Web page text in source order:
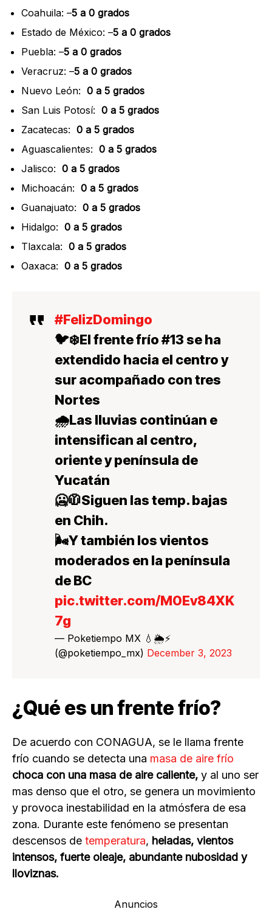
Coahuila: –5 a 0 grados
Estado de México: –5 a 0 grados
Puebla: –5 a 0 grados
Veracruz: –5 a 0 grados
Nuevo León: 0 a 5 grados
San Luis Potosí: 0 a 5 grados
Zacatecas: 0 a 5 grados
Aguascalientes: 0 a 5 grados
Jalisco: 0 a 5 grados
Michoacán: 0 a 5 grados
Guanajuato: 0 a 5 grados
Hidalgo: 0 a 5 grados
Tlaxcala: 0 a 5 grados
Oaxaca: 0 a 5 grados
#FelizDomingo
🐦❄️El frente frío #13 se ha
extendido hacia el centro y
sur acompañado con tres
Nortes
🌧️Las lluvias continúan e
intensifican al centro,
oriente y península de
Yucatán
🥶🧥Siguen las temp. bajas
en Chih.
🌬️Y también los vientos
moderados en la península
de BC
pic.twitter.com/M0Ev84XK
7g
— Poketiempo MX 💧🌦️⚡
(@poketiempo_mx) December 3, 2023
¿Qué es un frente frío?
De acuerdo con CONAGUA, se le llama frente
frío cuando se detecta una masa de aire frío
choca con una masa de aire caliente, y al uno ser
mas denso que el otro, se genera un movimiento
y provoca inestabilidad en la atmósfera de esa
zona. Durante este fenómeno se presentan
descensos de temperatura, heladas, vientos
intensos, fuerte oleaje, abundante nubosidad y
lloviznas.
Anuncios